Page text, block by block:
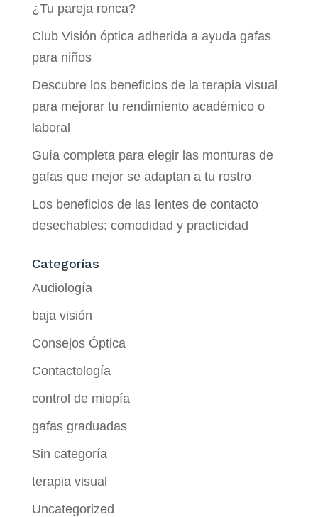
¿Tu pareja ronca?
Club Visión óptica adherida a ayuda gafas
para niños
Descubre los beneficios de la terapia visual
para mejorar tu rendimiento académico o
laboral
Guía completa para elegir las monturas de
gafas que mejor se adaptan a tu rostro
Los beneficios de las lentes de contacto
desechables: comodidad y practicidad
Categorías
Audiología
baja visión
Consejos Óptica
Contactología
control de miopía
gafas graduadas
Sin categoría
terapia visual
Uncategorized